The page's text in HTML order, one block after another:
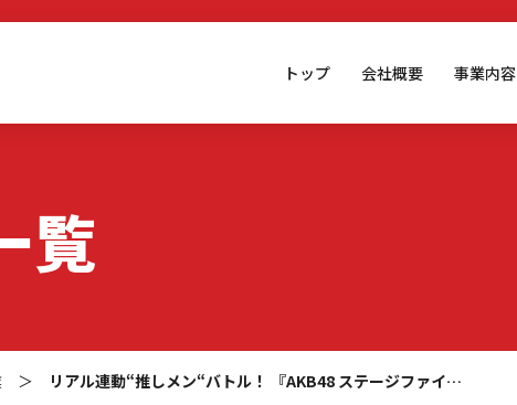
トップ 会社概要 事業内容
覧
＞ リアル連動“推しメン“バトル！ 『AKB48 ステージファイ…